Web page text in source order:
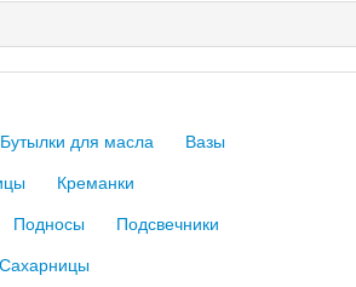
Бутылки для масла
Вазы
Креманки
Подносы
Подсвечники